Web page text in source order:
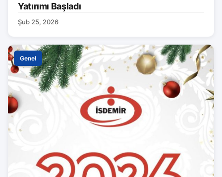
Yatırımı Başladı
Şub 25, 2026
Genel